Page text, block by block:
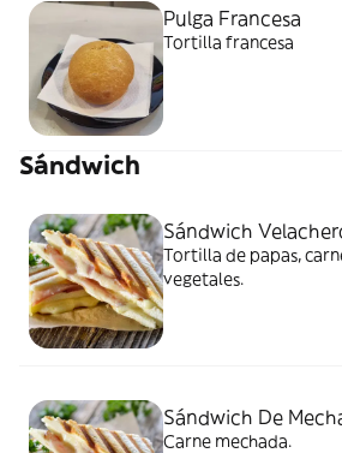
Pulga Francesa
Tortilla francesa
Sándwich
Sándwich
Tortilla de papas,
vegetales.
Sándwich De
Carne mechada.